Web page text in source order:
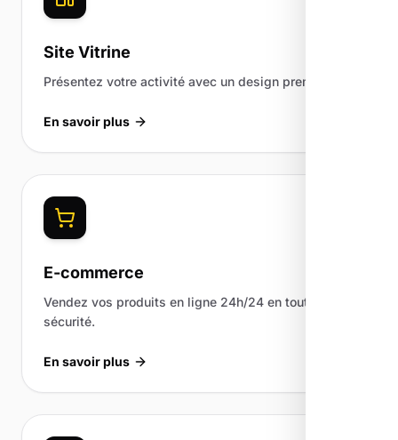
Site Vitrine
Présentez votre activité avec un design premium.
En savoir plus
E-commerce
Vendez vos produits en ligne 24h/24 en toute
sécurité.
En savoir plus